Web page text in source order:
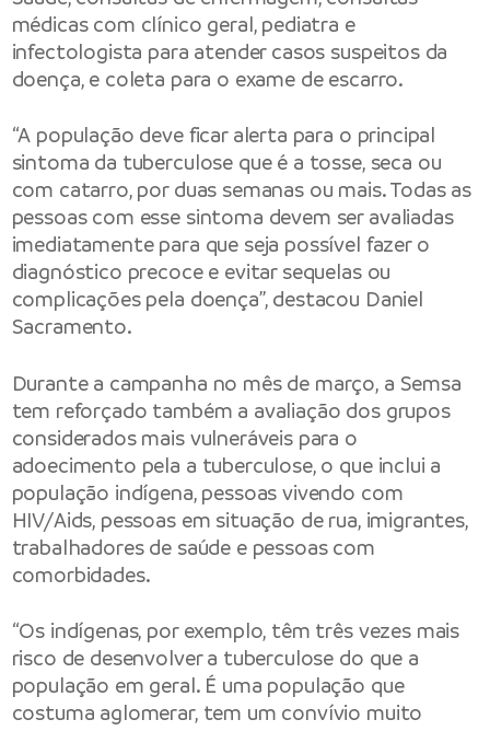
médicas com clínico geral, pediatra e
infectologista para atender casos suspeitos da
doença, e coleta para o exame de escarro.
“A população deve ficar alerta para o principal
sintoma da tuberculose que é a tosse, seca ou
com catarro, por duas semanas ou mais. Todas as
pessoas com esse sintoma devem ser avaliadas
imediatamente para que seja possível fazer o
diagnóstico precoce e evitar sequelas ou
complicações pela doença”, destacou Daniel
Sacramento.
Durante a campanha no mês de março, a Semsa
tem reforçado também a avaliação dos grupos
considerados mais vulneráveis para o
adoecimento pela a tuberculose, o que inclui a
população indígena, pessoas vivendo com
HIV/Aids, pessoas em situação de rua, imigrantes,
trabalhadores de saúde e pessoas com
comorbidades.
“Os indígenas, por exemplo, têm três vezes mais
risco de desenvolver a tuberculose do que a
população em geral. É uma população que
costuma aglomerar, tem um convívio muito